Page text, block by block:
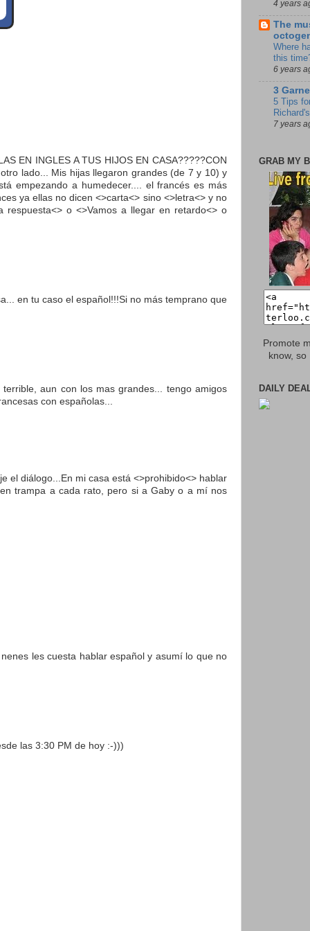
EN INGLES A TUS HIJOS EN CASA?????CON
lado... Mis hijas llegaron grandes (de 7 y 10) y
empezando a humedecer.... el francés es más
ya ellas no dicen <>carta<> sino <>letra<> y no
respuesta<> o <>Vamos a llegar en retardo<> o
en tu caso el español!!!Si no más temprano que
aun con los mas grandes... tengo amigos
con españolas...
el diálogo...En mi casa está <>prohibido<> hablar
trampa a cada rato, pero si a Gaby o a mí nos
les cuesta hablar español y asumí lo que no
las 3:30 PM de hoy :-)))
4 years
The
Where
this
6 years
3
5 Tips
7 years
GRAB MY
Promote
know,
DAILY